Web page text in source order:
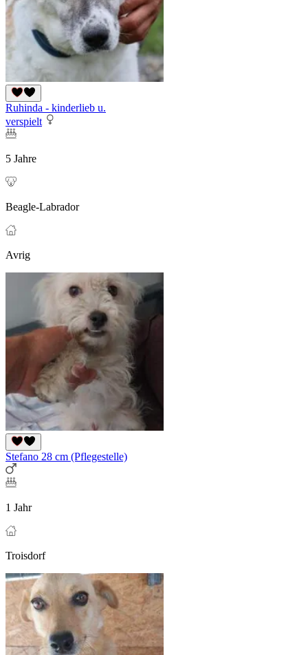
Ruhinda - kinderlieb u.
verspielt
5 Jahre
Beagle-Labrador
Avrig
Stefano 28 cm (Pflegestelle)
1 Jahr
Troisdorf